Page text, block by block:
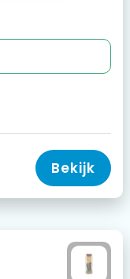
Bekijk